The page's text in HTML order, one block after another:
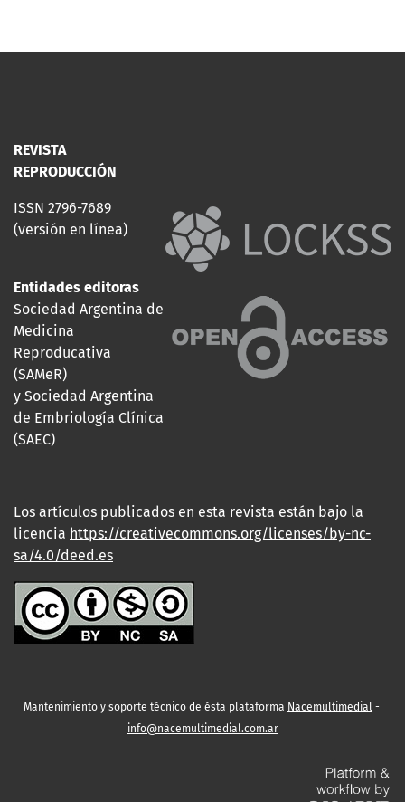
REVISTA
REPRODUCCIÓN
ISSN 2796-7689
(versión en línea)
Entidades editoras
Sociedad Argentina de
Medicina
Reproducativa
(SAMeR)
y Sociedad Argentina
de Embriología Clínica
(SAEC)
Los artículos publicados en esta revista están bajo la
licencia https://creativecommons.org/licenses/by-nc-
sa/4.0/deed.es
Mantenimiento y soporte técnico de ésta plataforma Nacemultimedial-
info@nacemultimedial.com.ar